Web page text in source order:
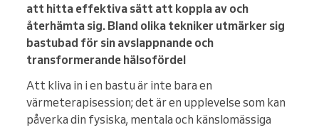
att hitta effektiva sätt att koppla av och
återhämta sig. Bland olika tekniker utmärker sig
bastubad för sin avslappnande och
transformerande hälsofördel
Att kliva in i en bastu är inte bara en
värmeterapisession; det är en upplevelse som kan
påverka din fysiska, mentala och känslomässiga